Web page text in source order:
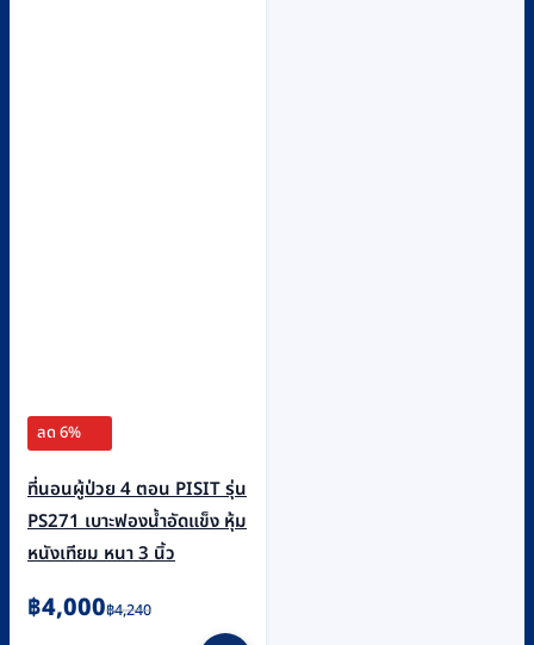
ลด 6%
ที่นอนผู้ป่วย 4 ตอน PISIT รุ่น
PS271 เบาะฟองน้ำอัดแข็ง หุ้ม
หนังเทียม หนา 3 นิ้ว
฿4,240
Original
฿4,000
Current